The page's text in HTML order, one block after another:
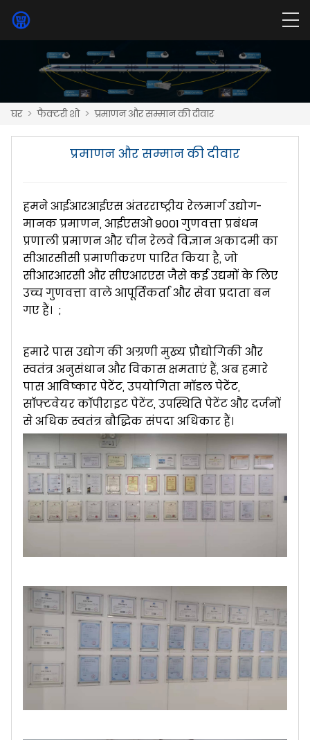
घर > फैक्टरी शो > प्रमाणन और सम्मान की दीवार
प्रमाणन और सम्मान की दीवार
हमने आईआरआईएस अंतरराष्ट्रीय रेलमार्ग उद्योग-
मानक प्रमाणन, आईएसओ 9001 गुणवत्ता प्रबंधन
प्रणाली प्रमाणन और चीन रेलवे विज्ञान अकादमी का
सीआरसीसी प्रमाणीकरण पारित किया है, जो
सीआरआरसी और सीएआरएस जैसे कई उद्यमों के लिए
उच्च गुणवत्ता वाले आपूर्तिकर्ता और सेवा प्रदाता बन
गए हैं। ;
हमारे पास उद्योग की अग्रणी मुख्य प्रौद्योगिकी और
स्वतंत्र अनुसंधान और विकास क्षमताएं हैं, अब हमारे
पास आविष्कार पेटेंट, उपयोगिता मॉडल पेटेंट,
सॉफ्टवेयर कॉपीराइट पेटेंट, उपस्थिति पेटेंट और दर्जनों
से अधिक स्वतंत्र बौद्धिक संपदा अधिकार हैं।